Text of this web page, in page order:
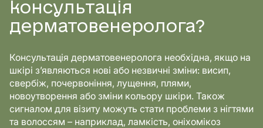
консультація
дерматовенеролога?
Консультація дерматовенеролога необхідна, якщо на
шкірі з’являються нові або незвичні зміни: висип,
свербіж, почервоніння, лущення, плями,
новоутворення або зміни кольору шкіри. Також
сигналом для візиту можуть стати проблеми з нігтями
та волоссям – наприклад, ламкість, оніхомікоз